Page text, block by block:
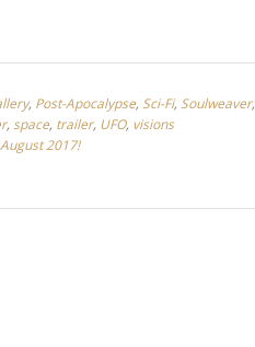
, Post-Apocalypse, Sci-Fi, Soulweaver,
, space, trailer, UFO, visions
2017!